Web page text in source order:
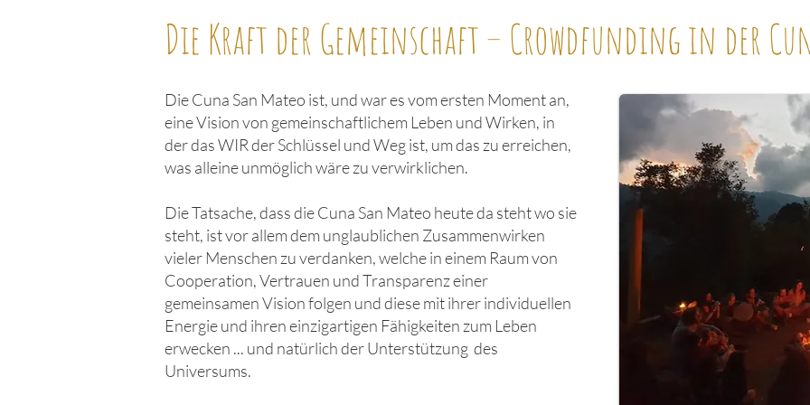
Die Kraft der Gemeinschaft – Crowdfunding in der
Die Cuna San Mateo ist, und war es vom ersten Moment an,
eine Vision von gemeinschaftlichem Leben und Wirken, in
der das WIR der Schlüssel und Weg ist, um das zu erreichen,
was alleine unmöglich wäre zu verwirklichen.
Die Tatsache, dass die Cuna San Mateo heute da steht wo sie
steht, ist vor allem dem unglaublichen Zusammenwirken
vieler Menschen zu verdanken, welche in einem Raum von
Cooperation, Vertrauen und Transparenz einer
gemeinsamen Vision folgen und diese mit ihrer individuellen
Energie und ihren einzigartigen Fähigkeiten zum Leben
erwecken ... und natürlich der Unterstützung des
Universums.